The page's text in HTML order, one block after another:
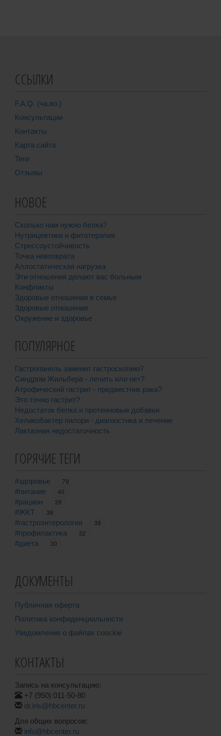
ССЫЛКИ
F.A.Q. (ча.во.)
Консультации
Контакты
Карта сайта
Теги
Отзывы
НОВОЕ
Сколько нам нужно белка?
Нутрицевтики и фитотерапия
Стрессоустойчивость
Точка невозврата
Аллостатическая нагрузка
Эти отношения делают вас больным
Конфликты
Здоровые отношения в семье
Здоровые отношения
Окружение и здоровье
ПОПУЛЯРНОЕ
Гастропанель заменит гастроскопию?
Синдром Жильбера - лечить или нет?
Атрофический гастрит - предвестник рака?
Это точно гастрит?
Недостаток белка и протеиновые добавки
Хеликобактер пилори - диагностика и лечение
Лактазная недостаточность
ГОРЯЧИЕ ТЕГИ
#здоровье
79
#питание
40
#рацион
39
#ЖКТ
39
#гастроэнтерология
38
#профилактика
32
#диета
30
ДОКУМЕНТЫ
Публичная оферта
Политика конфиденциальности
Уведомление о файлах coockie
КОНТАКТЫ
Запись на консультацию:
+7 (950) 011-50-80
dr.iris@hbcenter.ru
Для общих вопросов:
info@hbcenter.ru